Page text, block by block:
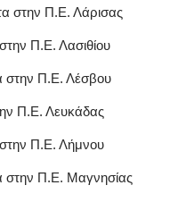
στην Π.Ε. Λάρισας
Π.Ε. Λασιθίου
στην Π.Ε. Λέσβου
Π.Ε. Λευκάδας
Π.Ε. Λήμνου
στην Π.Ε. Μαγνησίας